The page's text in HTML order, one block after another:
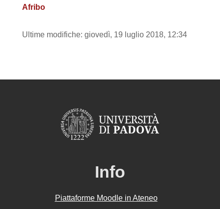
Afribo
Ultime modifiche: giovedì, 19 luglio 2018, 12:34
Info
Piattaforme Moodle in Ateneo